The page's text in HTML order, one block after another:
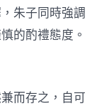
朱子同時強調
的酌禮態度。
而存之，自可